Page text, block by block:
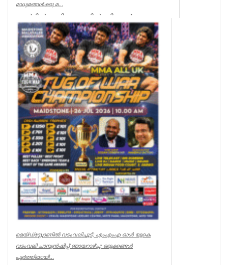
മാധ്യമങ്ങൾക്കു മ...
മെർളിൻ മേരി അഗസ്റ്റിൻ, പി.ആർ.ഒ
ഫിലഡൽഫിയ: ഫിലഡൽഫിയ അന്താരാഷ്ട്ര
വിമാനത്താവളത്തിൽ (PHL) നിന്ന് ദോഹ...
World
മെയ്ഡ്സ്റ്റോണിൽ വടംവലിച്ചൂട്; എംഎംഎ ഓൾ യുകെ
വടംവലി ചാമ്പ്യൻഷിപ്പ് ഞായറാഴ്ച്ച; ഒരുക്കങ്ങൾ
പൂർത്തിയായി...